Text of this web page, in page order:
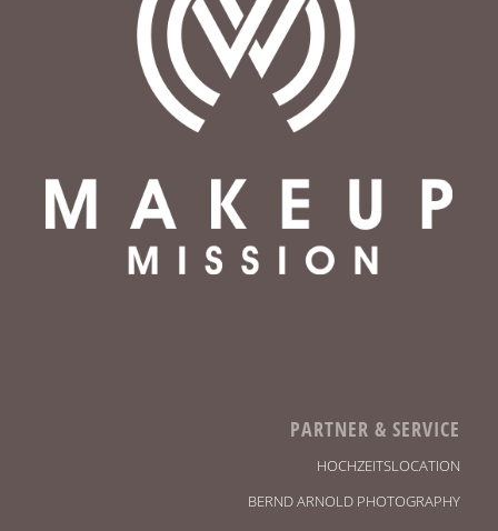
PARTNER & SERVICE
HOCHZEITSLOCATION
BERND ARNOLD PHOTOGRAPHY